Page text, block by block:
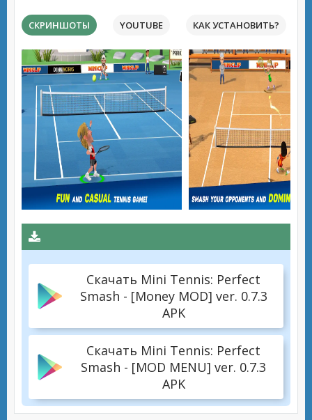
СКРИНШОТЫ YOUTUBE КАК УСТАНОВИТЬ?
Скачать Mini Tennis: Perfect
Smash - [Money MOD] ver. 0.7.3
APK
Скачать Mini Tennis: Perfect
Smash - [MOD MENU] ver. 0.7.3
APK